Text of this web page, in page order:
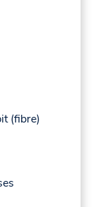
(fibre)